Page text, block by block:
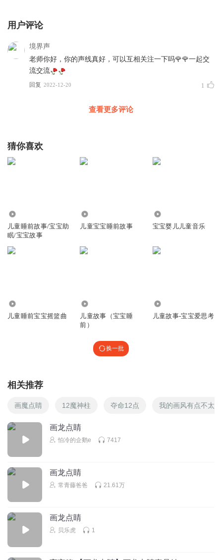
用户评论
境界声
老师你好，你的声线真好，可以互相关注一下吗🌹🌹一起交
流交流
回复 2022-12-20 1
查看更多评论
猜你喜欢
儿童睡前故事/宝宝助
眠/宝宝故事
儿童宝宝睡前故事 宝宝婴儿儿童音乐
儿童睡前宝宝摇篮曲
儿童故事（宝宝睡
前）
儿童故事-宝宝爱思考
换一批
相关推荐
画魔点睛 12魔神柱 夺命12点 我的画风有点不太
画龙点睛
怕冷的企鹅e 7417
画龙点睛
常青藤爸爸 21.61万
画龙点睛
贝乐虎 1